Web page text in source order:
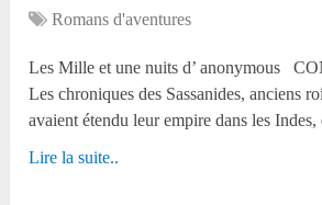
Romans d'aventures
Les Mille et une nuits d’ anonymous
Les chroniques des Sassanides, anciens
avaient étendu leur empire dans les
Lire la suite..